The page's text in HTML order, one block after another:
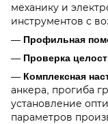
механику и
инструментов с
— Профильная
— Проверка
— Комплексная
анкера, прогиба
установление
параметров